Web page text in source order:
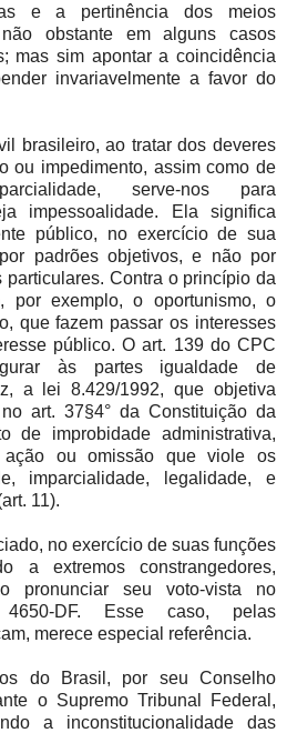
e a pertinência dos meios
obstante em alguns casos
mas sim apontar a coincidência
invariavelmente a favor do
brasileiro, ao tratar dos deveres
ou impedimento, assim como de
serve-nos para
impessoalidade. Ela significa
público, no exercício de sua
padrões objetivos, e não por
Contra o princípio da
por exemplo, o oportunismo, o
que fazem passar os interesses
público. O art. 139 do CPC
às partes igualdade de
a lei 8.429/1992, que objetiva
art. 37§4° da Constituição da
de improbidade administrativa,
ação ou omissão que viole os
imparcialidade, legalidade, e
11).
no exercício de suas funções
a extremos constrangedores,
pronunciar seu voto-vista no
DF. Esse caso, pelas
merece especial referência.
do Brasil, por seu Conselho
o Supremo Tribunal Federal,
a inconstitucionalidade das